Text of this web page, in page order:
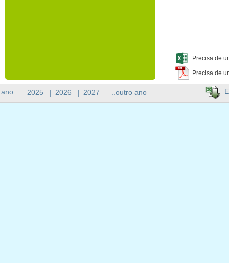
Precisa de
Precisa de
: 2025 | 2026 | 2027 ..outro ano